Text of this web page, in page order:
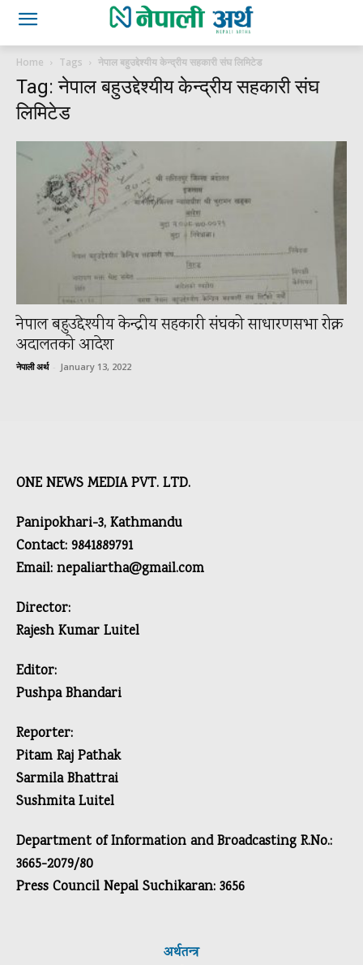
Home Tags नेपाल बहुउद्देश्यीय केन्द्रीय सहकारी संघ लिमिटेड
Tag: नेपाल बहुउद्देश्यीय केन्द्रीय सहकारी संघ
लिमिटेड
नेपाल बहुउद्देश्यीय केन्द्रीय सहकारी संघको साधारणसभा रोक्न
अदालतको आदेश
नेपाली अर्थ January 13, 2022
ONE NEWS MEDIA PVT. LTD.
Panipokhari-3, Kathmandu
Contact: 9841889791
Email: nepaliartha@gmail.com
Director:
Rajesh Kumar Luitel
Editor:
Pushpa Bhandari
Reporter:
Pitam Raj Pathak
Sarmila Bhattrai
Sushmita Luitel
Department of Information and Broadcasting R.No.:
3665-2079/80
Press Council Nepal Suchikaran: 3656
अर्थतन्त्र